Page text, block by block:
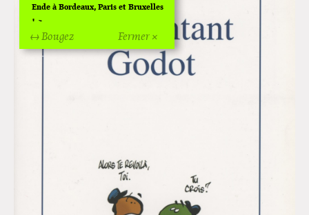
Fermer ×
↔ Bougez
Ende à Bordeaux, Paris et Bruxelles
!
Off Of Off d'Angoulême 2024
Superette de noël à Pola
Exposition "Fungirl : Funeral